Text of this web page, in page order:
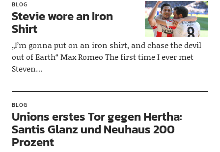
BLOG
Stevie wore an Iron
Shirt
„I’m gonna put on an iron shirt, and chase the devil
out of Earth“ Max Romeo The first time I ever met
Steven…
BLOG
Unions erstes Tor gegen Hertha:
Santis Glanz und Neuhaus 200
Prozent